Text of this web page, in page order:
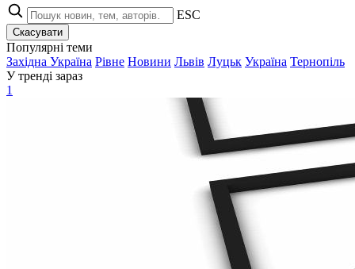
ESC
Скасувати
Популярні теми
Західна Україна Рівне Новини Львів Луцьк Україна Тернопіль
У тренді зараз
1